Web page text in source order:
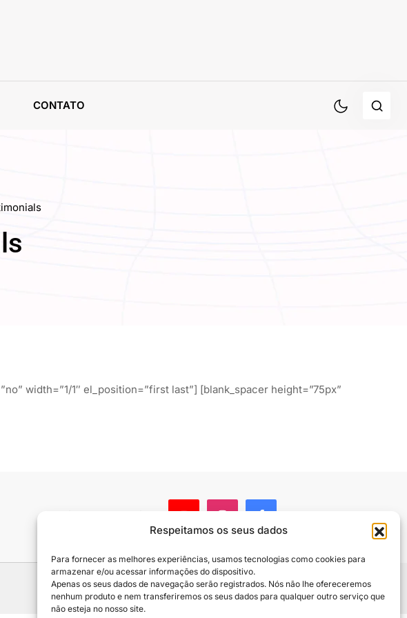
Respeitamos os seus dados
Para fornecer as melhores experiências, usamos tecnologias como cookies para
armazenar e/ou acessar informações do dispositivo.
Apenas os seus dados de navegação serão registrados. Nós não lhe ofereceremos
nenhum produto e nem transferiremos os seus dados para qualquer outro serviço que
não esteja no nosso site.
CONTATO
width=”1/1″ el_position=”first last”] [blank_spacer height=”75px”